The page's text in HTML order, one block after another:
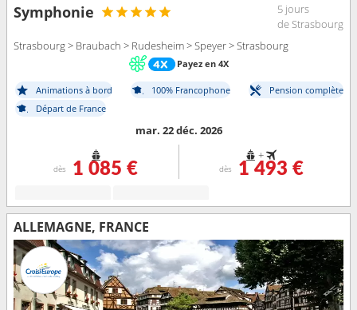
Symphonie
5 jours
de Strasbourg
Strasbourg > Braubach > Rudesheim > Speyer > Strasbourg
Payez en 4X
Animations à bord 100% Francophone
Pension complète
Départ de France
mar. 22 déc. 2026
dès 1 085 €
+
dès 1 493 €
ALLEMAGNE, FRANCE